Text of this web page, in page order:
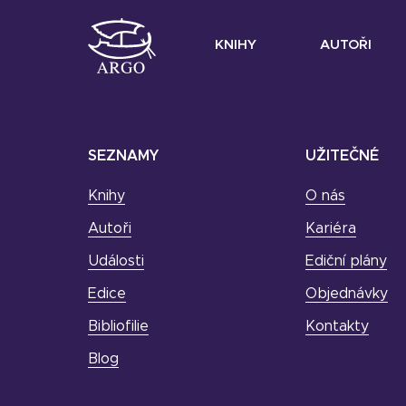
KNIHY AUTOŘI
SEZNAMY
Knihy
Autoři
Události
Edice
Bibliofilie
Blog
UŽITEČNÉ
O nás
Kariéra
Ediční plány
Objednávky
Kontakty